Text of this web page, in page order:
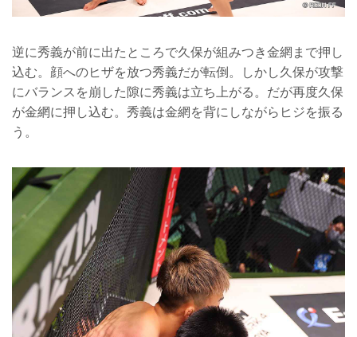
逆に秀義が前に出たところで久保が組みつき金網まで押し
込む。顔へのヒザを放つ秀義だが転倒。しかし久保が攻撃
にバランスを崩した隙に秀義は立ち上がる。だが再度久保
が金網に押し込む。秀義は金網を背にしながらヒジを振る
う。